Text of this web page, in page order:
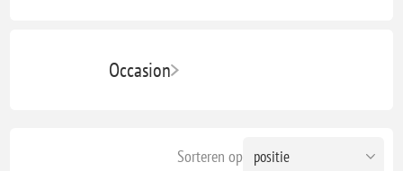
Occasion
Sorteren op